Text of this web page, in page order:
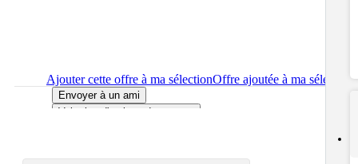
Ajouter cette offre à ma sélectionOffre ajoutée à ma sélection
Envoyer à un ami
Voir plus d'options de partage
le lieu de travail de l'offre Ferronnier métallier H/F